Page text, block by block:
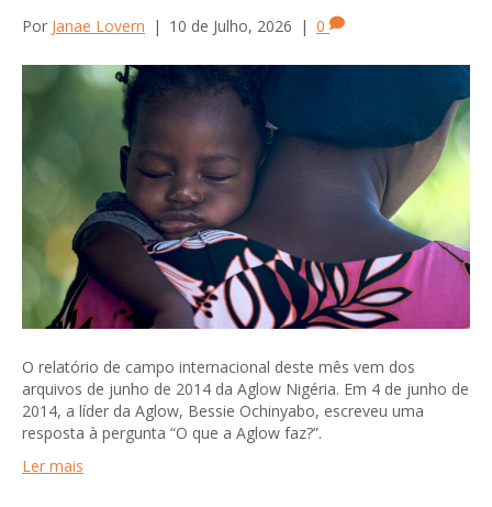
Por Janae Lovern | 10 de Julho, 2026 | 0
O relatório de campo internacional deste mês vem dos
arquivos de junho de 2014 da Aglow Nigéria. Em 4 de junho de
2014, a líder da Aglow, Bessie Ochinyabo, escreveu uma
resposta à pergunta “O que a Aglow faz?”.
Ler mais